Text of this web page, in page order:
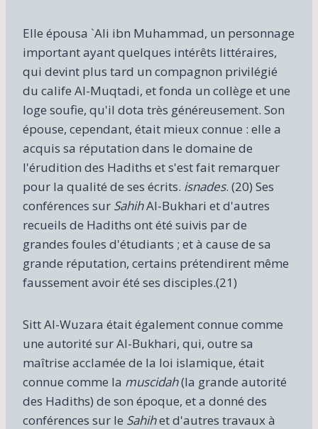
Elle épousa `Ali ibn Muhammad, un personnage
important ayant quelques intérêts littéraires,
qui devint plus tard un compagnon privilégié
du calife Al-Muqtadi, et fonda un collège et une
loge soufie, qu'il dota très généreusement. Son
épouse, cependant, était mieux connue : elle a
acquis sa réputation dans le domaine de
l'érudition des Hadiths et s'est fait remarquer
pour la qualité de ses écrits. isnades. (20) Ses
conférences sur SahihAl-Bukhari et d'autres
recueils de Hadiths ont été suivis par de
grandes foules d'étudiants ; et à cause de sa
grande réputation, certains prétendirent même
faussement avoir été ses disciples.(21)
Sitt Al-Wuzara était également connue comme
une autorité sur Al-Bukhari, qui, outre sa
maîtrise acclamée de la loi islamique, était
connue comme la muscidah(la grande autorité
des Hadiths) de son époque, et a donné des
conférences sur le Sahihet d'autres travaux à